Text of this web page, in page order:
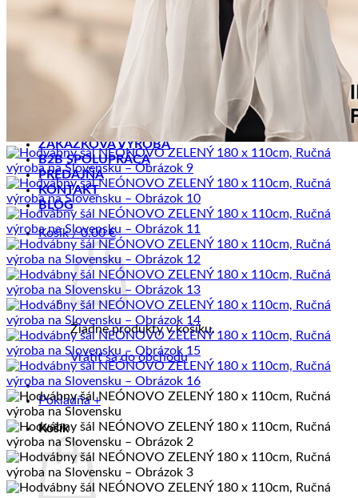
Hodvábne kravaty
Hodvábne čelenky
Hodvábne čelenky Limited
Hodvábne gumičky
Hodvábne gumičky Limited
Hodvábne vlasové sety Limited
Zimné šále z Merino vlny
Šperky ku šatkám a šálom
DOPREDAJ
ZÁKAZKOVÁ VÝROBA
B2B SPOLUPRÁCA
PREDAJŇA
KONTAKT
BLOG
Košík /0.00€
Žiadne produkty v košíku.
Vrátiť sa do obchodu
Pokladňa +
Košík